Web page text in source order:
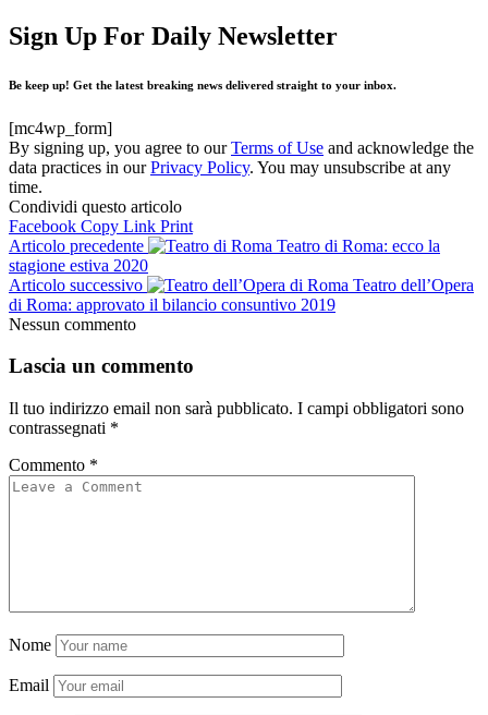
Sign Up For Daily Newsletter
Be keep up! Get the latest breaking news delivered straight to your inbox.
[mc4wp_form]
By signing up, you agree to ourTerms of Use and acknowledge the
data practices in ourPrivacy Policy. You may unsubscribe at any
time.
Condividi questo articolo
Facebook Copy Link Print
Articolo precedente
Teatro di Roma: ecco la
stagione estiva 2020
Articolo successivo
Teatro dell’Opera
di Roma: approvato il bilancio consuntivo 2019
Nessun commento
Lascia un commento
Il tuo indirizzo email non sarà pubblicato. I campi obbligatori sono
contrassegnati *
Commento *
Nome
Email